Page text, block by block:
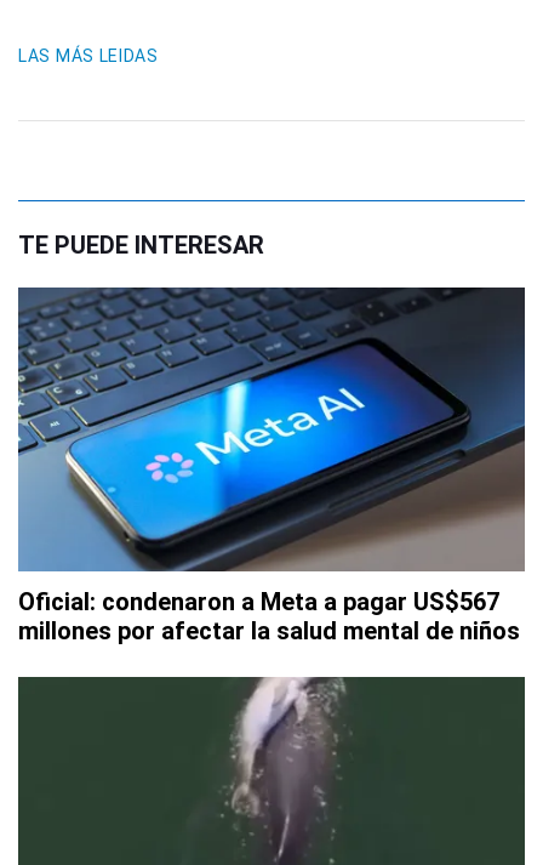
LAS MÁS LEIDAS
TE PUEDE INTERESAR
Oficial: condenaron a Meta a pagar US$567
millones por afectar la salud mental de niños